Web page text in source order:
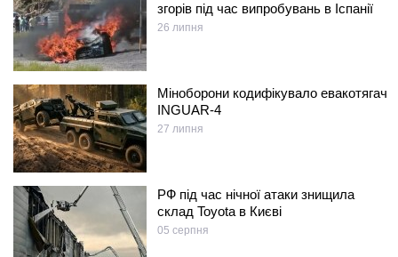
згорів під час випробувань в Іспанії
26 липня
Міноборони кодифікувало евакотягач
INGUAR-4
27 липня
РФ під час нічної атаки знищила
склад Toyota в Києві
05 серпня